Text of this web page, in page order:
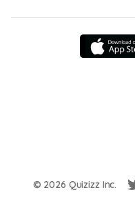
© 2026 Quizizz Inc.